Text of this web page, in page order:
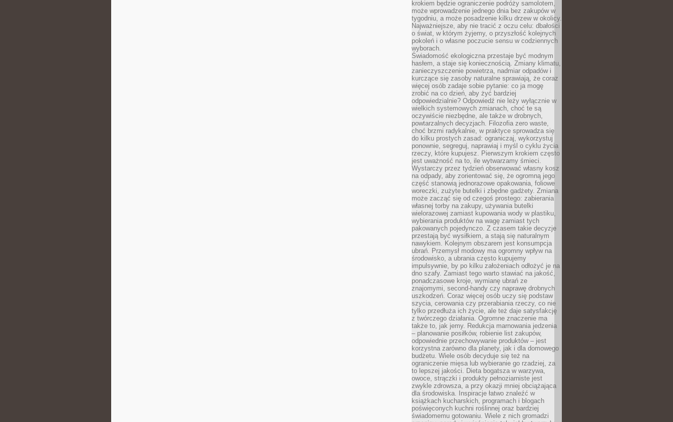
krokiem będzie ograniczenie podróży samolotem,
może wprowadzenie jednego dnia bez zakupów w
tygodniu, a może posadzenie kilku drzew w okolicy.
Najważniejsze, aby nie tracić z oczu celu: dbałości
o świat, w którym żyjemy, o przyszłość kolejnych
pokoleń i o własne poczucie sensu w codziennych
wyborach.
Świadomość ekologiczna przestaje być modnym
hasłem, a staje się koniecznością. Zmiany klimatu,
zanieczyszczenie powietrza, nadmiar odpadów i
kurczące się zasoby naturalne sprawiają, że coraz
więcej osób zadaje sobie pytanie: co ja mogę
zrobić na co dzień, aby żyć bardziej
odpowiedzialnie? Odpowiedź nie leży wyłącznie w
wielkich systemowych zmianach, choć te są
oczywiście niezbędne, ale także w drobnych,
powtarzalnych decyzjach. Filozofia zero waste,
choć brzmi radykalnie, w praktyce sprowadza się
do kilku prostych zasad: ograniczaj, wykorzystuj
ponownie, segreguj, naprawiaj i myśl o cyklu życia
rzeczy, które kupujesz. Pierwszym krokiem często
jest uważność na to, ile wytwarzamy śmieci.
Wystarczy przez tydzień obserwować własny kosz
na odpady, aby zorientować się, że ogromną jego
część stanowią jednorazowe opakowania, foliowe
woreczki, zużyte butelki i zbędne gadżety. Zmiana
może zacząć się od czegoś prostego: zabierania
własnej torby na zakupy, używania butelki
wielorazowej zamiast kupowania wody w plastiku,
wybierania produktów na wagę zamiast tych
pakowanych pojedynczo. Z czasem takie decyzje
przestają być wysiłkiem, a stają się naturalnym
nawykiem. Kolejnym obszarem jest konsumpcja
ubrań. Przemysł modowy ma ogromny wpływ na
środowisko, a ubrania często kupujemy
impulsywnie, by po kilku założeniach odłożyć je na
dno szafy. Zamiast tego warto stawiać na jakość,
ponadczasowe kroje, wymianę ubrań ze
znajomymi, second-handy czy naprawę drobnych
uszkodzeń. Coraz więcej osób uczy się podstaw
szycia, cerowania czy przerabiania rzeczy, co nie
tylko przedłuża ich życie, ale też daje satysfakcję
z twórczego działania. Ogromne znaczenie ma
także to, jak jemy. Redukcja marnowania jedzenia
– planowanie posiłków, robienie list zakupów,
odpowiednie przechowywanie produktów – jest
korzystna zarówno dla planety, jak i dla domowego
budżetu. Wiele osób decyduje się też na
ograniczenie mięsa lub wybieranie go rzadziej, za
to lepszej jakości. Dieta bogatsza w warzywa,
owoce, strączki i produkty pełnoziarniste jest
zwykle zdrowsza, a przy okazji mniej obciążająca
dla środowiska. Inspiracje łatwo znaleźć w
książkach kucharskich, programach i blogach
poświęconych kuchni roślinnej oraz bardziej
świadomemu gotowaniu. Wiele z nich gromadzi